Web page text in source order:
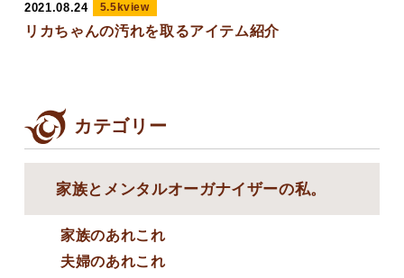
2021.08.24 5.5kview
リカちゃんの汚れを取るアイテム紹介
カテゴリー
家族とメンタルオーガナイザーの私。
家族のあれこれ
夫婦のあれこれ